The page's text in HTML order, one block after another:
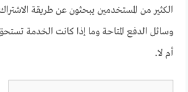
الكثير من المستخدمين يبحثون عن طريقة
وسائل الدفع المتاحة وما إذا كانت الخدمة
أم لا.